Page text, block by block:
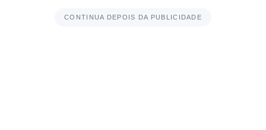
CONTINUA DEPOIS DA PUBLICIDADE